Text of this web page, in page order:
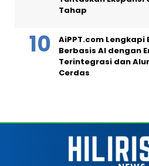
Tahap
AiPPT.com
Berbasis AI dengan
Terintegrasi dan
Cerdas